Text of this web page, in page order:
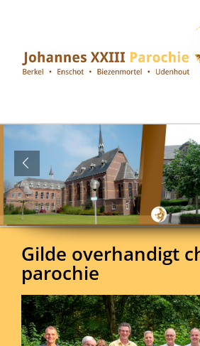
Gilde overhandigt
parochie
Bekijk
grotere
afbeelding